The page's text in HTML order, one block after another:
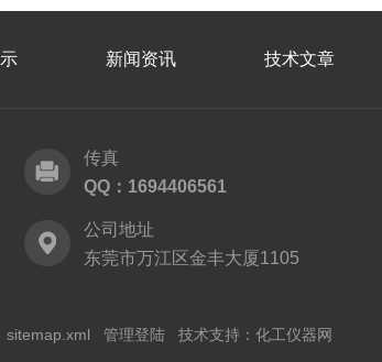
新闻资讯 技术文章
传真
QQ：1694406561
公司地址
东莞市万江区金丰大厦1105
sitemap.xml 管理登陆 技术支持： 化工仪器网